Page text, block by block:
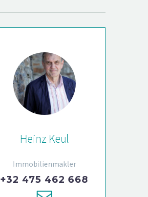
Heinz Keul
Immobilienmakler
+32 475 462 668